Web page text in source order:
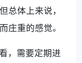
总体上来说，
庄重的感觉。
，需要定期进